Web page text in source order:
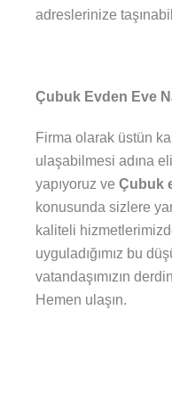
adreslerinize
Çubuk Evden Eve
Firma olarak üstün
ulaşabilmesi adına
yapıyoruz ve Çubuk
konusunda sizlere
kaliteli
uyguladığımız bu
vatandaşımızın
Hemen ulaşın.